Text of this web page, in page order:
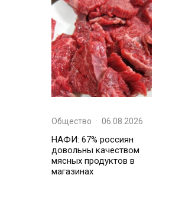
Общество · 06.08.2026
НАФИ: 67% россиян
довольны качеством
мясных продуктов в
магазинах